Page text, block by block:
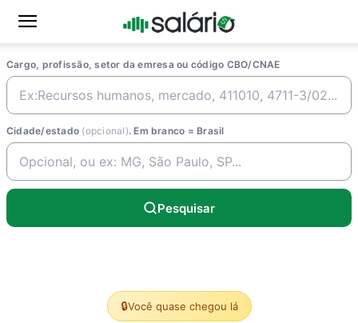
Cargo, profissão, setor da emresa ou código CBO/CNAE
Cidade/estado (opcional). Em branco = Brasil
Pesquisar
🔒Você quase chegou lá